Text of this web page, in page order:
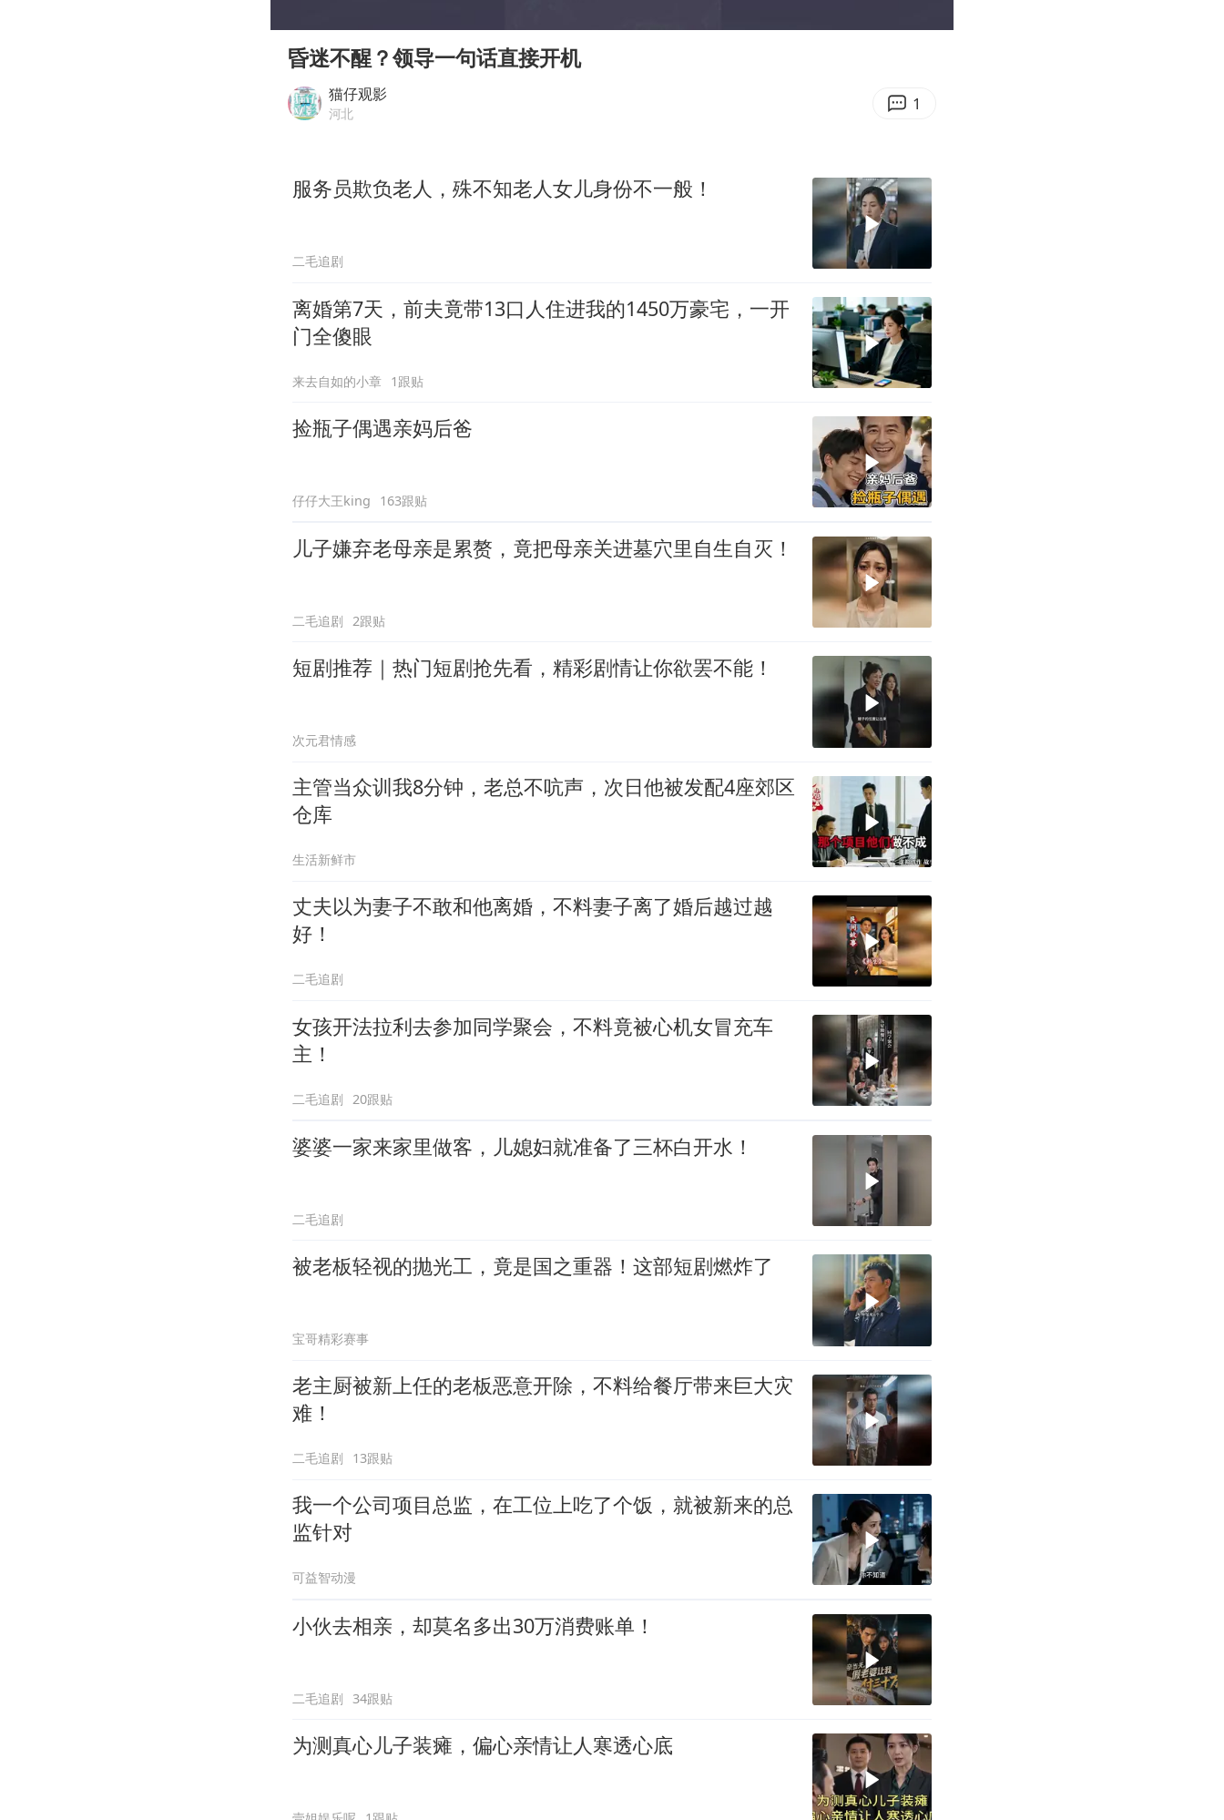
于东来直播和胖东来核心团队开会
王艺迪无缘横滨赛决赛
构建更高水平的全民健身公共服务体系
昏迷不醒？领导一句话直接开机
猫仔观影
河北 1
服务员欺负老人，殊不知老人女儿身份不一般！
二毛追剧
离婚第7天，前夫竟带13口人住进我的1450万豪宅，一开
门全傻眼
来去自如的小章 1跟贴
捡瓶子偶遇亲妈后爸
仔仔大王king 163跟贴
儿子嫌弃老母亲是累赘，竟把母亲关进墓穴里自生自灭！
二毛追剧 2跟贴
短剧推荐｜热门短剧抢先看，精彩剧情让你欲罢不能！
次元君情感
主管当众训我8分钟，老总不吭声，次日他被发配4座郊区
仓库
生活新鲜市
丈夫以为妻子不敢和他离婚，不料妻子离了婚后越过越
好！
二毛追剧
女孩开法拉利去参加同学聚会，不料竟被心机女冒充车
主！
二毛追剧 20跟贴
婆婆一家来家里做客，儿媳妇就准备了三杯白开水！
二毛追剧
被老板轻视的抛光工，竟是国之重器！这部短剧燃炸了
宝哥精彩赛事
老主厨被新上任的老板恶意开除，不料给餐厅带来巨大灾
难！
二毛追剧 13跟贴
我一个公司项目总监，在工位上吃了个饭，就被新来的总
监针对
可益智动漫
小伙去相亲，却莫名多出30万消费账单！
二毛追剧 34跟贴
为测真心儿子装瘫，偏心亲情让人寒透心底